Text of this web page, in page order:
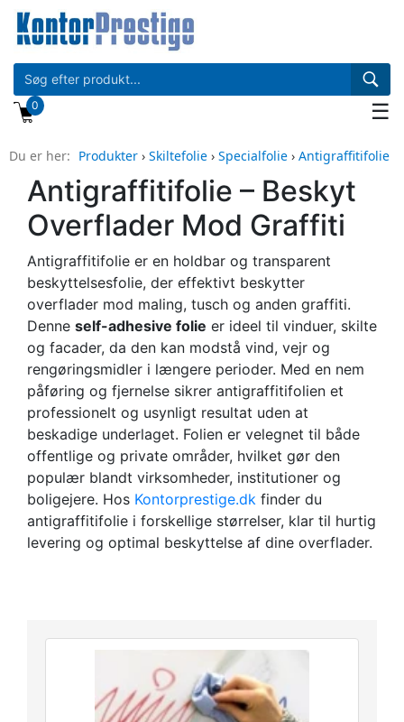
0 ☰
Du er her: Produkter › Skiltefolie › Specialfolie › Antigraffitifolie
Antigraffitifolie – Beskyt
Overflader Mod Graffiti
Antigraffitifolie er en holdbar og transparent
beskyttelsesfolie, der effektivt beskytter
overflader mod maling, tusch og anden graffiti.
Denne self-adhesive folie er ideel til vinduer, skilte
og facader, da den kan modstå vind, vejr og
rengøringsmidler i længere perioder. Med en nem
påføring og fjernelse sikrer antigraffitifolien et
professionelt og usynligt resultat uden at
beskadige underlaget. Folien er velegnet til både
offentlige og private områder, hvilket gør den
populær blandt virksomheder, institutioner og
boligejere. Hos Kontorprestige.dk finder du
antigraffitifolie i forskellige størrelser, klar til hurtig
levering og optimal beskyttelse af dine overflader.